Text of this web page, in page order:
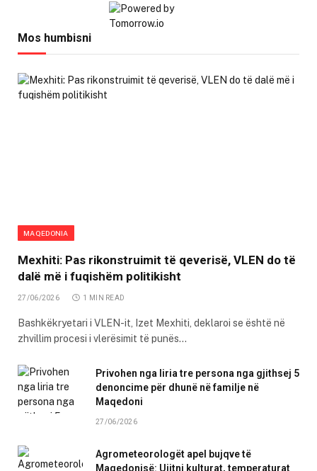
Mos humbisni
MAQEDONIA
Mexhiti: Pas rikonstruimit të qeverisë, VLEN do të
dalë më i fuqishëm politikisht
27/06/2026 1 MIN READ
Bashkëkryetari i VLEN-it, Izet Mexhiti, deklaroi se është në
zhvillim procesi i vlerësimit të punës…
Privohen nga liria tre persona nga gjithsej 5
denoncime për dhunë në familje në
Maqedoni
27/06/2026
Agrometeorologët apel bujqve të
Maqedonisë: Ujitni kulturat, temperaturat